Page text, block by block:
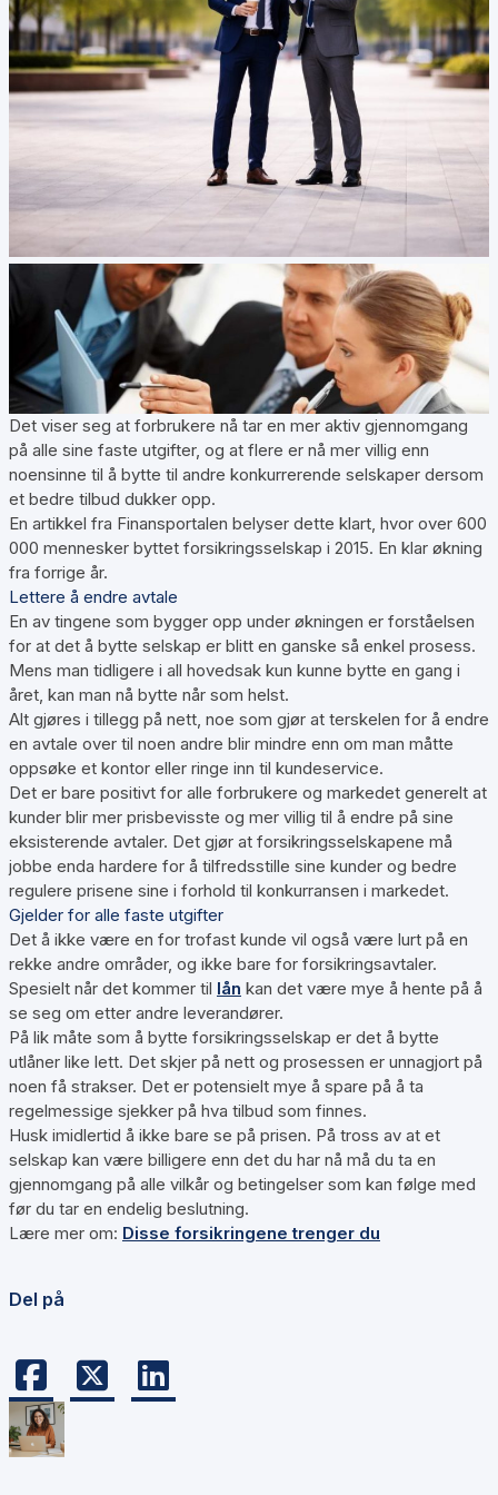
Det viser seg at forbrukere nå tar en mer aktiv gjennomgang
på alle sine faste utgifter, og at flere er nå mer villig enn
noensinne til å bytte til andre konkurrerende selskaper dersom
et bedre tilbud dukker opp.
En artikkel fra Finansportalen belyser dette klart, hvor over 600
000 mennesker byttet forsikringsselskap i 2015. En klar økning
fra forrige år.
Lettere å endre avtale
En av tingene som bygger opp under økningen er forståelsen
for at det å bytte selskap er blitt en ganske så enkel prosess.
Mens man tidligere i all hovedsak kun kunne bytte en gang i
året, kan man nå bytte når som helst.
Alt gjøres i tillegg på nett, noe som gjør at terskelen for å endre
en avtale over til noen andre blir mindre enn om man måtte
oppsøke et kontor eller ringe inn til kundeservice.
Det er bare positivt for alle forbrukere og markedet generelt at
kunder blir mer prisbevisste og mer villig til å endre på sine
eksisterende avtaler. Det gjør at forsikringsselskapene må
jobbe enda hardere for å tilfredsstille sine kunder og bedre
regulere prisene sine i forhold til konkurransen i markedet.
Gjelder for alle faste utgifter
Det å ikke være en for trofast kunde vil også være lurt på en
rekke andre områder, og ikke bare for forsikringsavtaler.
Spesielt når det kommer til lån kan det være mye å hente på å
se seg om etter andre leverandører.
På lik måte som å bytte forsikringsselskap er det å bytte
utlåner like lett. Det skjer på nett og prosessen er unnagjort på
noen få strakser. Det er potensielt mye å spare på å ta
regelmessige sjekker på hva tilbud som finnes.
Husk imidlertid å ikke bare se på prisen. På tross av at et
selskap kan være billigere enn det du har nå må du ta en
gjennomgang på alle vilkår og betingelser som kan følge med
før du tar en endelig beslutning.
Lære mer om: Disse forsikringene trenger du
Del på